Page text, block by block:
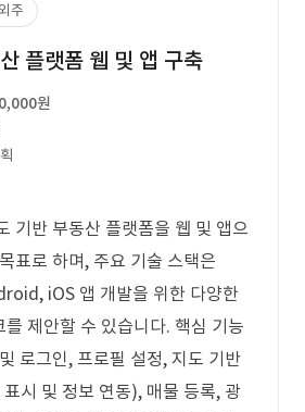
주
플랫폼 웹 및 앱 구축
원
기반 부동산 플랫폼을 웹 및 앱으
표로 하며, 주요 기술 스택은
iOS 앱 개발을 위한 다양한
제안할 수 있습니다. 핵심 기능
로그인, 프로필 설정, 지도 기반
시 및 정보 연동), 매물 등록, 광